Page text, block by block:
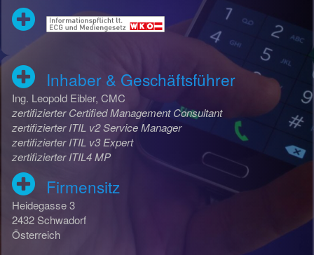
Inhaber & Geschäftsführer
Ing. Leopold Eibler, CMC
zertifizierter Certified Management Consultant
zertifizierter ITIL v2 Service Manager
zertifizierter ITIL v3 Expert
zertifizierter ITIL4 MP
Firmensitz
Heidegasse 3
2432 Schwadorf
Österreich